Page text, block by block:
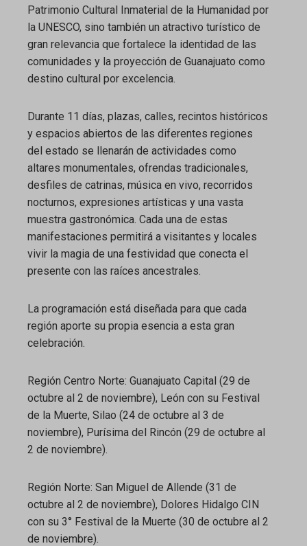
Patrimonio Cultural Inmaterial de la Humanidad por
la UNESCO, sino también un atractivo turístico de
gran relevancia que fortalece la identidad de las
comunidades y la proyección de Guanajuato como
destino cultural por excelencia.
Durante 11 días, plazas, calles, recintos históricos
y espacios abiertos de las diferentes regiones
del estado se llenarán de actividades como
altares monumentales, ofrendas tradicionales,
desfiles de catrinas, música en vivo, recorridos
nocturnos, expresiones artísticas y una vasta
muestra gastronómica. Cada una de estas
manifestaciones permitirá a visitantes y locales
vivir la magia de una festividad que conecta el
presente con las raíces ancestrales.
La programación está diseñada para que cada
región aporte su propia esencia a esta gran
celebración.
Región Centro Norte: Guanajuato Capital (29 de
octubre al 2 de noviembre), León con su Festival
de la Muerte, Silao (24 de octubre al 3 de
noviembre), Purísima del Rincón (29 de octubre al
2 de noviembre).
Región Norte: San Miguel de Allende (31 de
octubre al 2 de noviembre), Dolores Hidalgo CIN
con su 3° Festival de la Muerte (30 de octubre al 2
de noviembre).